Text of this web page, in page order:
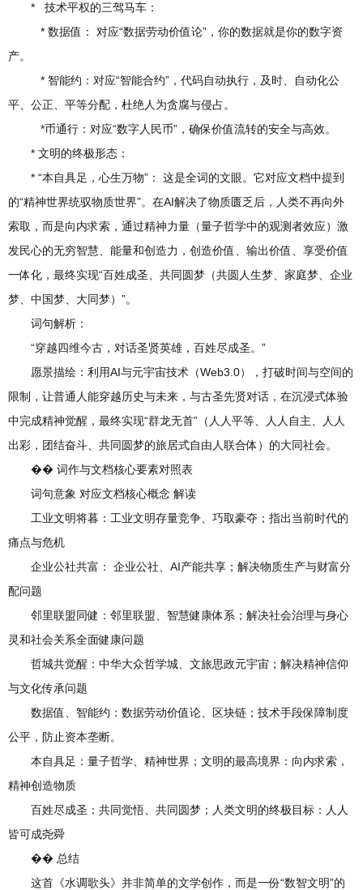
* 技术平权的三驾马车：
* 数据值： 对应“数据劳动价值论”，你的数据就是你的数字资
产。
* 智能约：对应“智能合约”，代码自动执行，及时、自动化公
平、公正、平等分配，杜绝人为贪腐与侵占。
*币通行：对应“数字人民币”，确保价值流转的安全与高效。
* 文明的终极形态：
* “本自具足，心生万物”： 这是全词的文眼。它对应文档中提到
的“精神世界统驭物质世界”。在AI解决了物质匮乏后，人类不再向外
索取，而是向内求索，通过精神力量（量子哲学中的观测者效应）激
发民心的无穷智慧、能量和创造力，创造价值、输出价值、享受价值
一体化，最终实现“百姓成圣、共同圆梦（共圆人生梦、家庭梦、企业
梦、中国梦、大同梦）”。
词句解析：
“穿越四维今古，对话圣贤英雄，百姓尽成圣。”
愿景描绘：利用AI与元宇宙技术（Web3.0），打破时间与空间的
限制，让普通人能穿越历史与未来，与古圣先贤对话，在沉浸式体验
中完成精神觉醒，最终实现“群龙无首”（人人平等、人人自主、人人
出彩，团结奋斗、共同圆梦的旅居式自由人联合体）的大同社会。
�� 词作与文档核心要素对照表
词句意象 对应文档核心概念 解读
工业文明将暮：工业文明存量竞争、巧取豪夺；指出当前时代的
痛点与危机
企业公社共富： 企业公社、AI产能共享；解决物质生产与财富分
配问题
邻里联盟同健：邻里联盟、智慧健康体系；解决社会治理与身心
灵和社会关系全面健康问题
哲城共觉醒：中华大众哲学城、文旅思政元宇宙；解决精神信仰
与文化传承问题
数据值、智能约：数据劳动价值论、区块链；技术手段保障制度
公平，防止资本垄断。
本自具足：量子哲学、精神世界；文明的最高境界：向内求索，
精神创造物质
百姓尽成圣：共同觉悟、共同圆梦；人类文明的终极目标：人人
皆可成尧舜
�� 总结
这首《水调歌头》并非简单的文学创作，而是一份“数智文明”的